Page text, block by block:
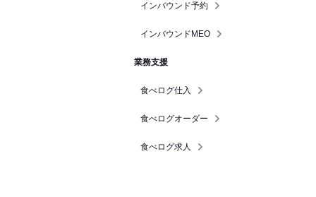
インバウンド予約
インバウンドMEO
業務支援
食べログ仕入
食べログオーダー
食べログ求人